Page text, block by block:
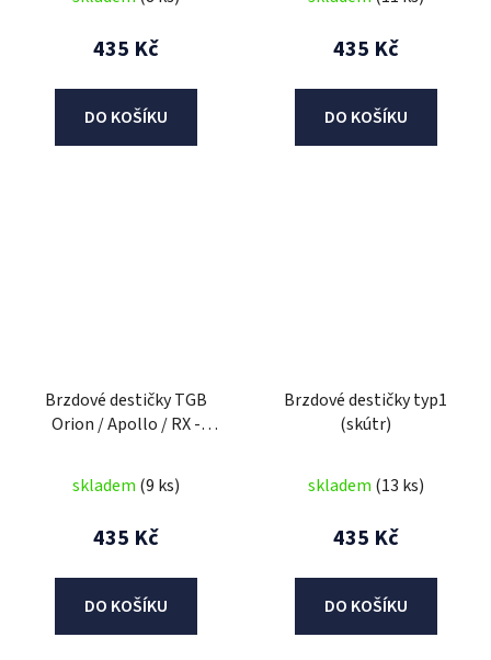
435 Kč
DO KOŠÍKU
435 Kč
DO KOŠÍKU
Brzdové destičky TGB
Orion / Apollo / RX -
skladem (9 ks)
435 Kč
DO KOŠÍKU
Brzdové destičky typ1
(skútr)
skladem (13 ks)
435 Kč
DO KOŠÍKU